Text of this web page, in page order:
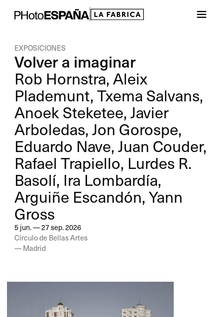
EXPOSICIONES
Volver a imaginar
Rob Hornstra, Aleix
Plademunt, Txema Salvans,
Anoek Steketee, Javier
Arboledas, Jon Gorospe,
Eduardo Nave, Juan Couder,
Rafael Trapiello, Lurdes R.
Basolí, Ira Lombardía,
Arguiñe Escandón, Yann
Gross
5 jun. — 27 sep. 2026
Círculo de Bellas Artes
— Madrid